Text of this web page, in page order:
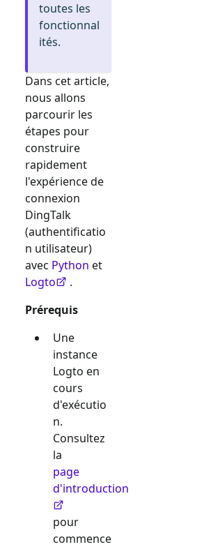
toutes les
fonctionnal
ités.
Dans cet article,
nous allons
parcourir les
étapes pour
construire
rapidement
l'expérience de
connexion
DingTalk
(authentificatio
n utilisateur)
avec Python et
Logto
.
Prérequis
Une
instance
Logto en
cours
d'exécutio
n.
Consultez
la
page
d'introduction
pour
commence